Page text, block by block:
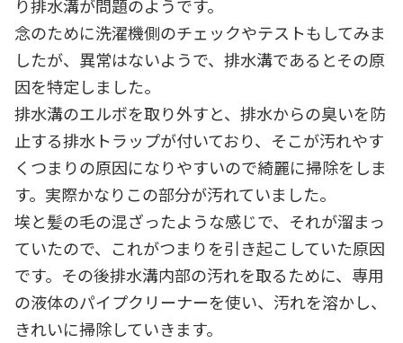
り排水溝が問題のようです。
念のために洗濯機側のチェックやテストもしてみま
したが、異常はないようで、排水溝であるとその原
因を特定しました。
排水溝のエルボを取り外すと、排水からの臭いを防
止する排水トラップが付いており、そこが汚れやす
くつまりの原因になりやすいので綺麗に掃除をしま
す。実際かなりこの部分が汚れていました。
埃と髪の毛の混ざったような感じで、それが溜まっ
ていたので、これがつまりを引き起こしていた原因
です。その後排水溝内部の汚れを取るために、専用
の液体のパイプクリーナーを使い、汚れを溶かし、
きれいに掃除していきます。